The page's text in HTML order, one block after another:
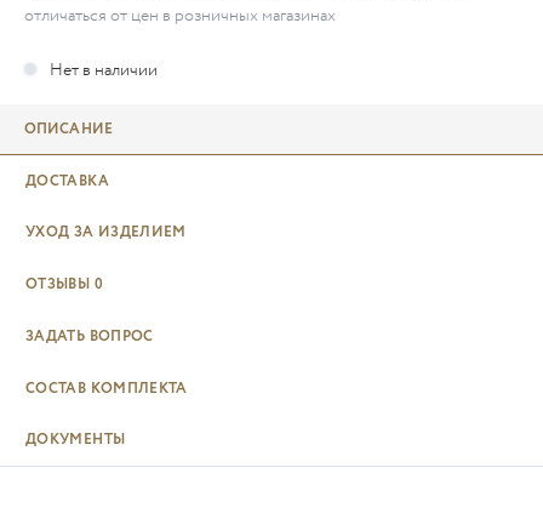
отличаться от цен в розничных магазинах
ОПИСАНИЕ
ДОСТАВКА
УХОД ЗА ИЗДЕЛИЕМ
ОТЗЫВЫ 0
ЗАДАТЬ ВОПРОС
СОСТАВ КОМПЛЕКТА
ДОКУМЕНТЫ